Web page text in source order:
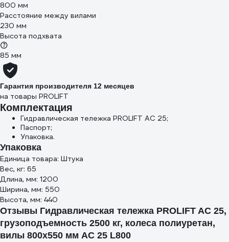
800 мм
Расстояние между вилами
230 мм
Высота подхвата
85 мм
Гарантия производителя 12 месяцев
на товары PROLIFT
Комплектация
Гидравлическая тележка PROLIFT AC 25;
Паспорт;
Упаковка.
Упаковка
Единица товара: Штука
Вес, кг: 65
Длина, мм: 1200
Ширина, мм: 550
Высота, мм: 440
Отзывы Гидравлическая тележка PROLIFT AC 25,
грузоподъемность 2500 кг, колеса полиуретан,
вилы 800x550 мм AC 25 L800